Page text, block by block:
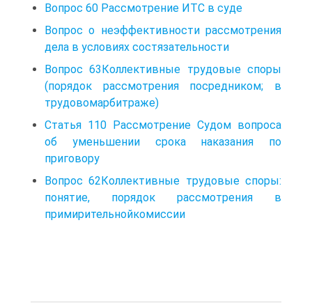
Вопрос 60 Рассмотрение ИТС в суде
Вопрос о неэффективности рассмотрения
дела в условиях состязательности
Вопрос 63Коллективные трудовые споры
(порядок рассмотрения посредником; в
трудовомарбитраже)
Статья 110 Рассмотрение Судом вопроса
об уменьшении срока наказания по
приговору
Вопрос 62Коллективные трудовые споры:
понятие, порядок рассмотрения в
примирительнойкомиссии